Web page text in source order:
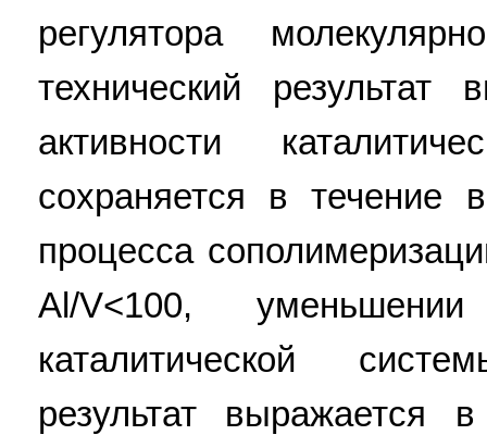
регулятора
технический результат
активности
сохраняется в течение
процесса
Al/V<100,
каталитической
результат выражается